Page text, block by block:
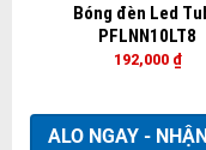
Bóng đèn Led
PFLNN10LT8
192,000 ₫
ALO NGAY -